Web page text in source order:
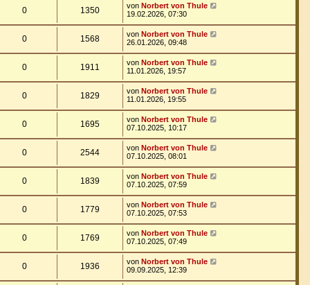
0 1350 von Norbert von Thule
19.02.2026, 07:30
0 1568 von Norbert von Thule
26.01.2026, 09:48
0 1911 von Norbert von Thule
11.01.2026, 19:57
0 1829 von Norbert von Thule
11.01.2026, 19:55
0 1695 von Norbert von Thule
07.10.2025, 10:17
0 2544 von Norbert von Thule
07.10.2025, 08:01
0 1839 von Norbert von Thule
07.10.2025, 07:59
0 1779 von Norbert von Thule
07.10.2025, 07:53
0 1769 von Norbert von Thule
07.10.2025, 07:49
0 1936 von Norbert von Thule
09.09.2025, 12:39